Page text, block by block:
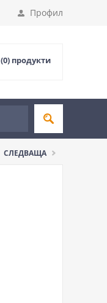
Профил
(0) продукти
СЛЕДВАЩА